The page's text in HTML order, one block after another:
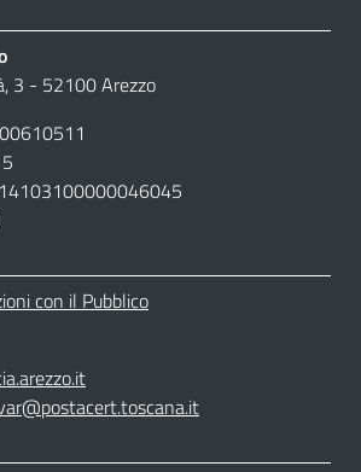
3 - 52100 Arezzo
con il Pubblico